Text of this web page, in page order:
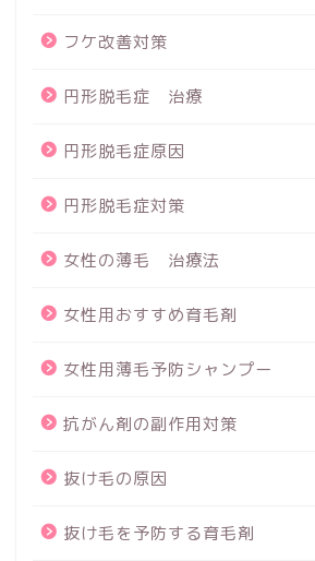
フケ改善対策
円形脱毛症 治療
円形脱毛症原因
円形脱毛症対策
女性の薄毛 治療法
女性用おすすめ育毛剤
女性用薄毛予防シャンプー
抗がん剤の副作用対策
抜け毛の原因
抜け毛を予防する育毛剤